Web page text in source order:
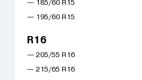
— 185/60 R15
— 195/60 R15
R16
— 205/55 R16
— 215/65 R16